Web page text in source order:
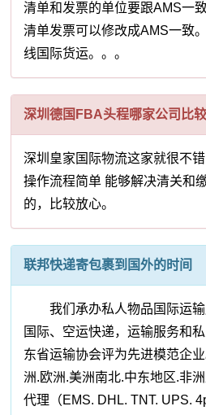
清单和发票的单位要跟AMS一
清单发票可以修改成AMS一致
线国际货运。。。
深圳德国FBA头程哪家公司比
深圳皇家国际物流这家就很不
操作流程简单 能够解决清关和
的，比较放心。
联邦快递寄包裹到国外的时间
我们承办私人物品国际运输
国际、空运快递，运输服务和
东省运输协会评为先进模范企
洲.欧洲.美洲南北.中东地区.非
代理（EMS. DHL. TNT. UPS.